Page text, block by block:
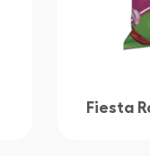
Fiesta